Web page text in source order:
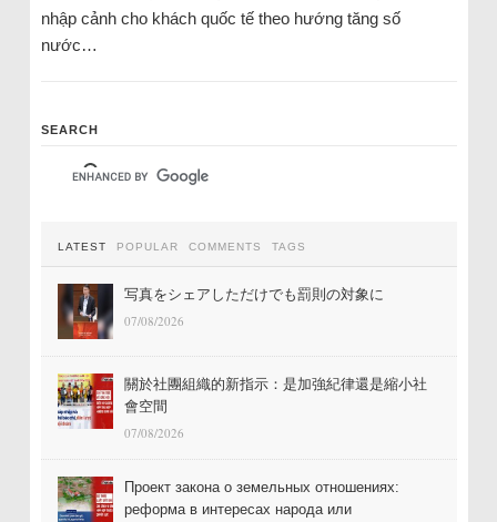
nhập cảnh cho khách quốc tế theo hướng tăng số
nước…
SEARCH
LATEST POPULAR COMMENTS TAGS
写真をシェアしただけでも罰則の対象に
07/08/2026
關於社團組織的新指示：是加強紀律還是縮小社
會空間
07/08/2026
Проект закона о земельных отношениях:
реформа в интересах народа или